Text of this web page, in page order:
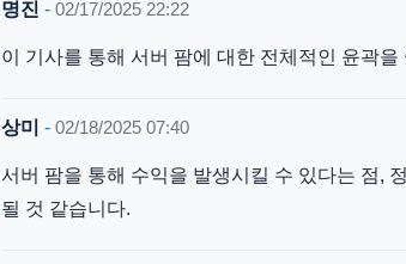
명진 - 02/17/2025 22:22
이 기사를 통해 서버 팜에 대한 전체적인 윤곽
상미 - 02/18/2025 07:40
서버 팜을 통해 수익을 발생시킬 수 있다는 점,
될 것 같습니다.